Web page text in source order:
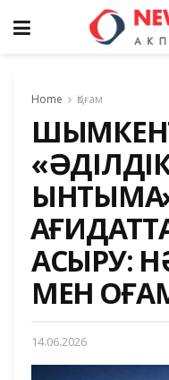
Home Қоғам
АСЫРУ:
МЕН
14.06.2026